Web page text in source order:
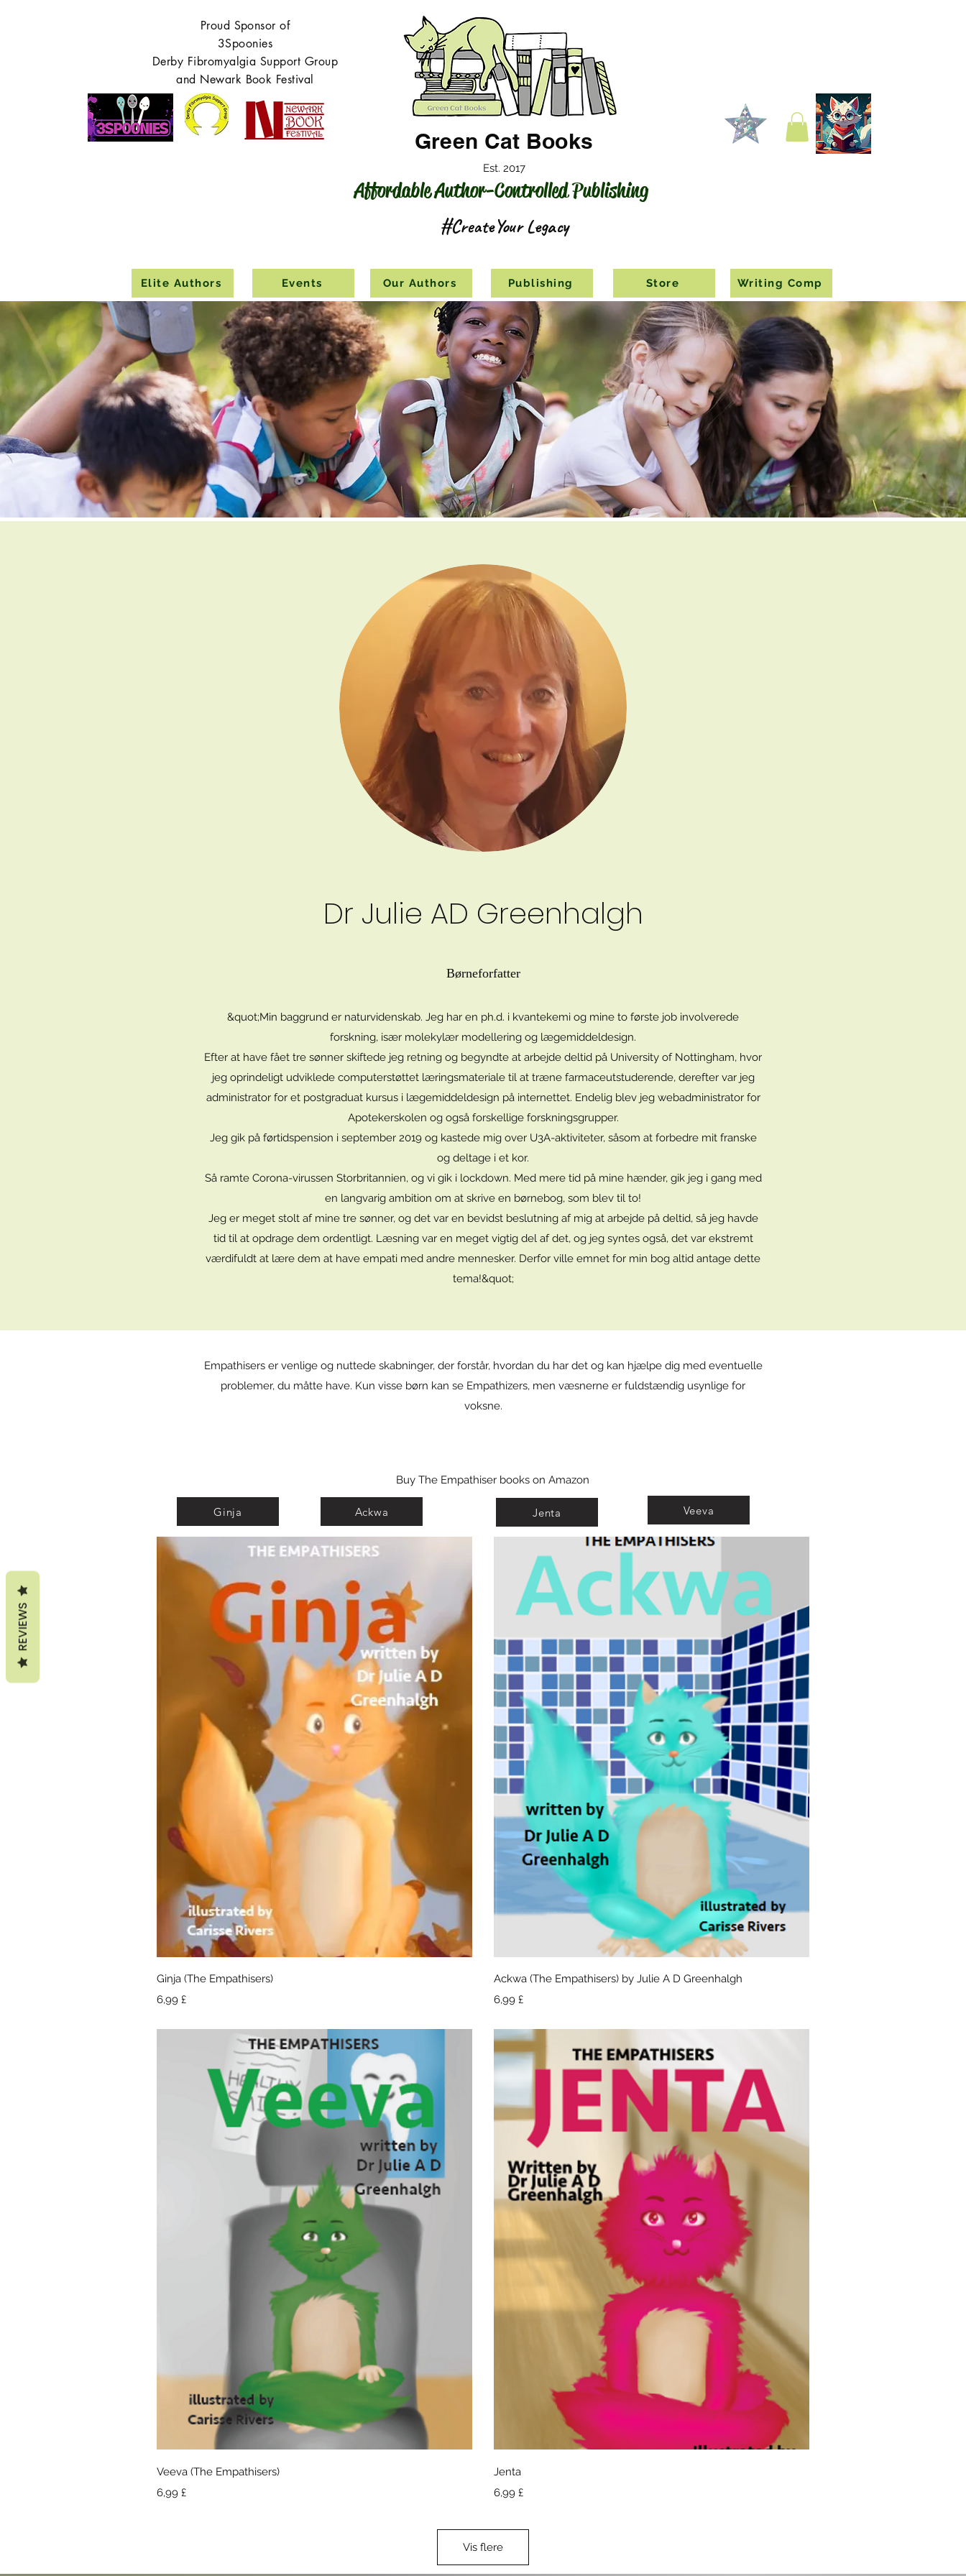
Green Cat Books
Est. 2017
Proud Sponsor of
3Spoonies
Derby Fibromyalgia Support Group
and Newark Book Festival
#CreateYour Legacy
Affordable Author-Controlled Publishing
Elite Authors Events Our Authors Publishing Store Writing Comp
Dr Julie AD Greenhalgh
Børneforfatter
&quot;Min baggrund er naturvidenskab. Jeg har en ph.d. i kvantekemi og mine to første job involverede
forskning, især molekylær modellering og lægemiddeldesign.
Efter at have fået tre sønner skiftede jeg retning og begyndte at arbejde deltid på University of Nottingham, hvor
jeg oprindeligt udviklede computerstøttet læringsmateriale til at træne farmaceutstuderende, derefter var jeg
administrator for et postgraduat kursus i lægemiddeldesign på internettet. Endelig blev jeg webadministrator for
Apotekerskolen og også forskellige forskningsgrupper.
Jeg gik på førtidspension i september 2019 og kastede mig over U3A-aktiviteter, såsom at forbedre mit franske
og deltage i et kor.
Så ramte Corona-virussen Storbritannien, og vi gik i lockdown. Med mere tid på mine hænder, gik jeg i gang med
en langvarig ambition om at skrive en børnebog, som blev til to!
Jeg er meget stolt af mine tre sønner, og det var en bevidst beslutning af mig at arbejde på deltid, så jeg havde
tid til at opdrage dem ordentligt. Læsning var en meget vigtig del af det, og jeg syntes også, det var ekstremt
værdifuldt at lære dem at have empati med andre mennesker. Derfor ville emnet for min bog altid antage dette
tema!&quot;
Empathisers er venlige og nuttede skabninger, der forstår, hvordan du har det og kan hjælpe dig med eventuelle
problemer, du måtte have. Kun visse børn kan se Empathizers, men væsnerne er fuldstændig usynlige for
voksne.
Buy The Empathiser books on Amazon
Ginja (The Empathisers)
Pris
6,99 £
Hurtigvisning
Ackwa (The Empathisers) by Julie A D Greenhalgh
Pris
6,99 £
Hurtigvisning
Veeva (The Empathisers)
Pris
6,99 £
Jenta
Pris
6,99 £
Vis flere
Ginja Ackwa Jenta Veeva
REVIEWS